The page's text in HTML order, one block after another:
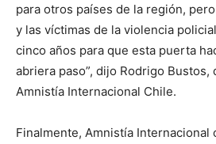
para otros países de la región,
y las víctimas de la violencia
cinco años para que esta puerta
abriera paso”, dijo Rodrigo
Amnistía Internacional Chile.
Finalmente, Amnistía